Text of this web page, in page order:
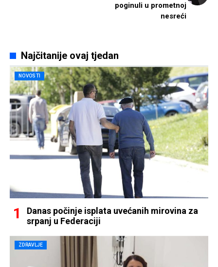
poginuli u prometnoj
nesreći
Najčitanije ovaj tjedan
NOVOSTI
Danas počinje isplata uvećanih mirovina za
srpanj u Federaciji
ZDRAVLJE